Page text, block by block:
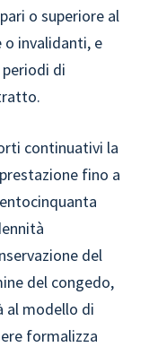
o superiore al
invalidanti, e
di
continuativi la
fino a
del
del congedo,
al modello di
formalizza